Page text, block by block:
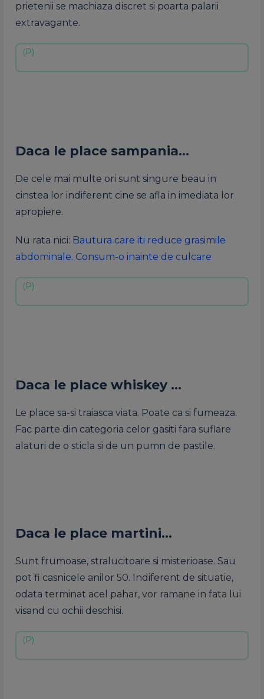
prietenii se machiaza discret si poarta palarii
extravagante.
Daca le place sampania…
De cele mai multe ori sunt singure beau in
cinstea lor indiferent cine se afla in imediata lor
apropiere.
Nu rata nici: Bautura care iti reduce grasimile
abdominale. Consum-o inainte de culcare
Daca le place whiskey …
Le place sa-si traiasca viata. Poate ca si fumeaza.
Fac parte din categoria celor gasiti fara suflare
alaturi de o sticla si de un pumn de pastile.
Daca le place martini…
Sunt frumoase, stralucitoare si misterioase. Sau
pot fi casnicele anilor 50. Indiferent de situatie,
odata terminat acel pahar, vor ramane in fata lui
visand cu ochii deschisi.